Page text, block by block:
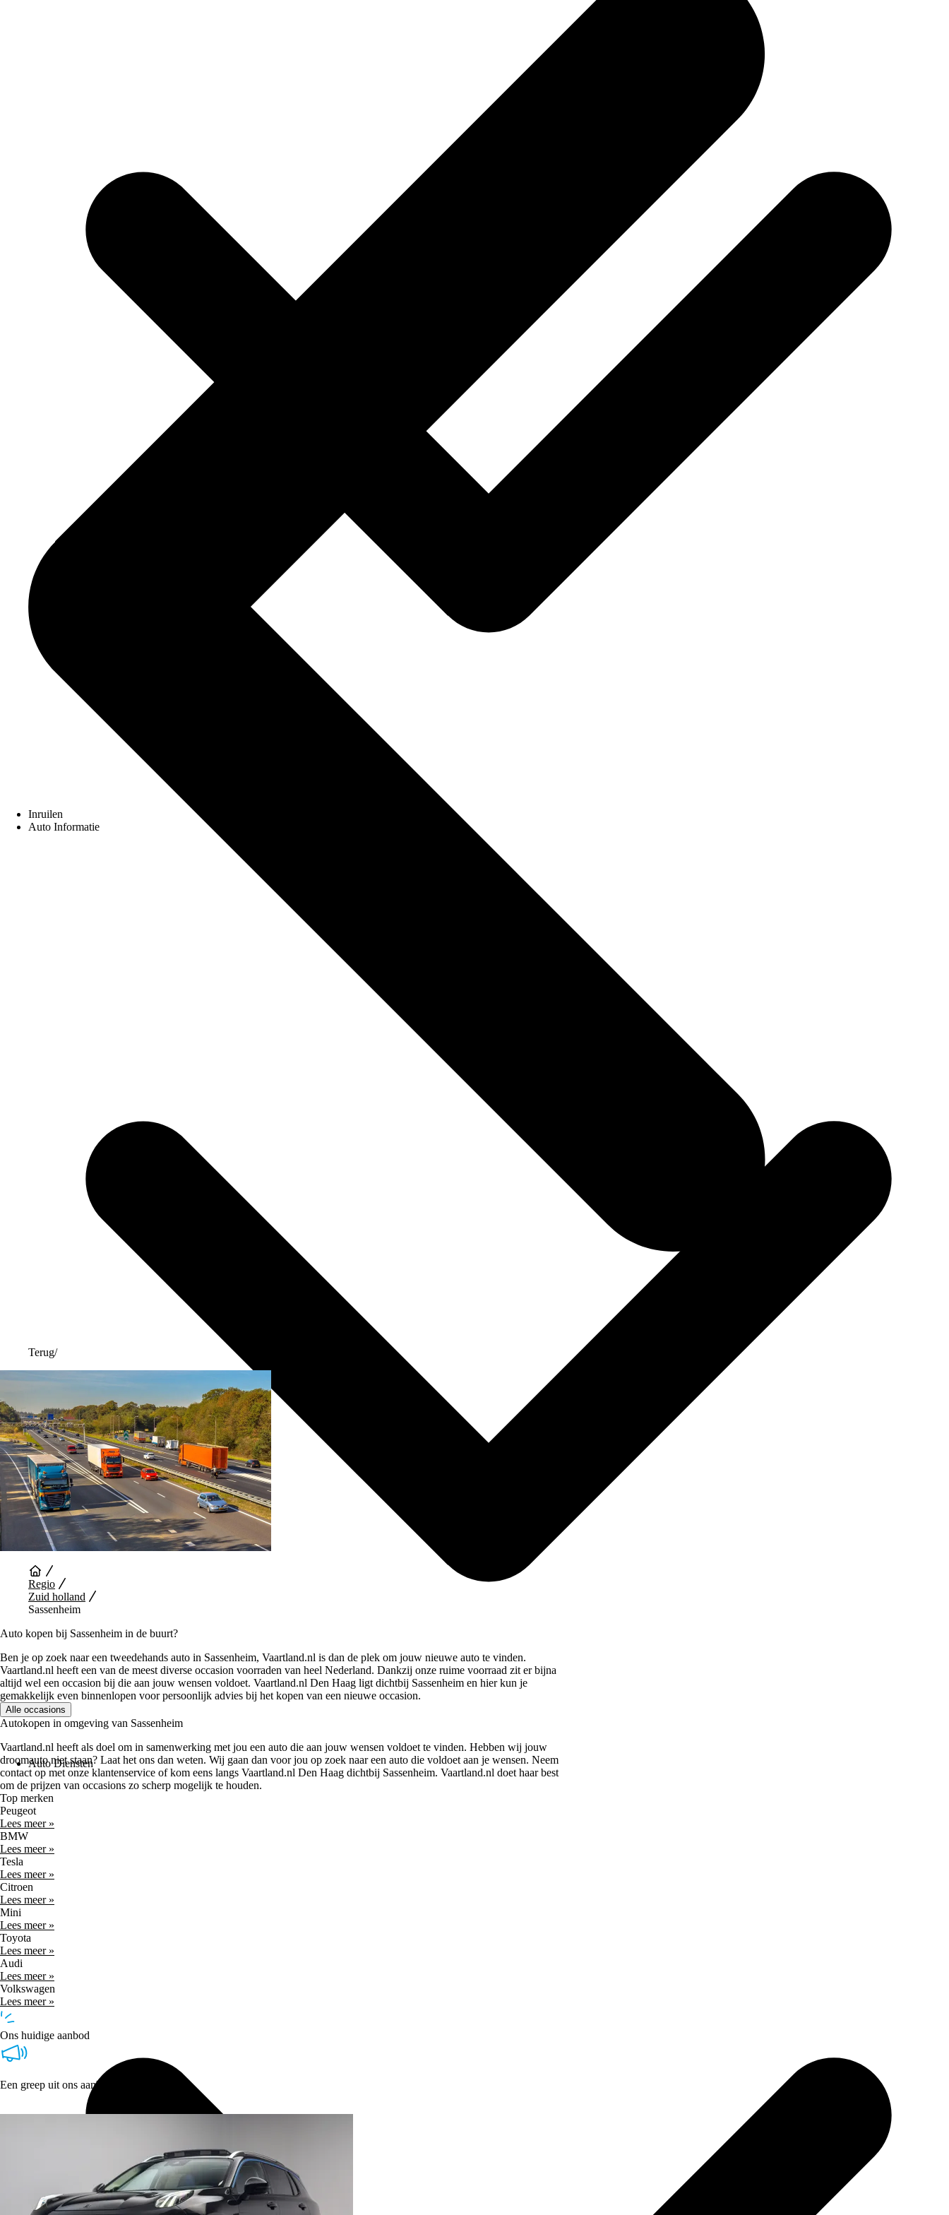
Inruilen
Auto Informatie
Auto Diensten
Terug/
Regio
Zuid holland
Sassenheim
Auto kopen bij Sassenheim in de buurt?
Ben je op zoek naar een tweedehands auto in Sassenheim, Vaartland.nl is dan de plek om jouw nieuwe auto te vinden.
Vaartland.nl heeft een van de meest diverse occasion voorraden van heel Nederland. Dankzij onze ruime voorraad zit er bijna
altijd wel een occasion bij die aan jouw wensen voldoet. Vaartland.nl Den Haag ligt dichtbij Sassenheim en hier kun je
gemakkelijk even binnenlopen voor persoonlijk advies bij het kopen van een nieuwe occasion.
Alle occasions
Autokopen in omgeving van Sassenheim
Vaartland.nl heeft als doel om in samenwerking met jou een auto die aan jouw wensen voldoet te vinden. Hebben wij jouw
droomauto niet staan? Laat het ons dan weten. Wij gaan dan voor jou op zoek naar een auto die voldoet aan je wensen. Neem
contact op met onze klantenservice of kom eens langs Vaartland.nl Den Haag dichtbij Sassenheim. Vaartland.nl doet haar best
om de prijzen van occasions zo scherp mogelijk te houden.
Top merken
Peugeot
Lees meer »
BMW
Lees meer »
Tesla
Lees meer »
Citroen
Lees meer »
Mini
Lees meer »
Toyota
Lees meer »
Audi
Lees meer »
Volkswagen
Lees meer »
Ons huidige aanbod
Een greep uit ons aanbod